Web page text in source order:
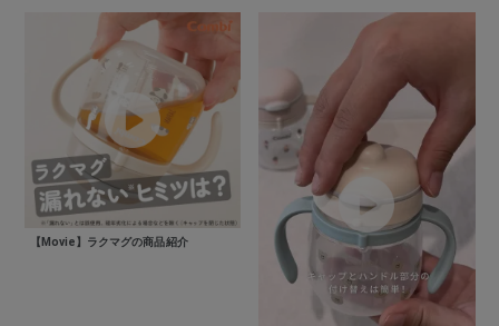
【Movie】ラクマグの商品紹介